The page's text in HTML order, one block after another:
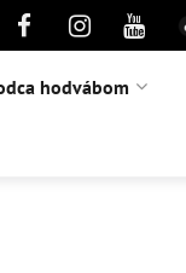
hodvábom